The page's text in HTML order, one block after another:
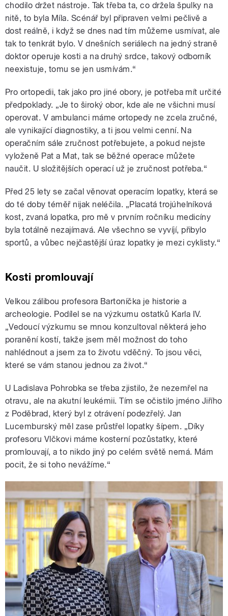
chodilo držet nástroje. Tak třeba ta, co držela špulky na
nitě, to byla Míla. Scénář byl připraven velmi pečlivě a
dost reálně, i když se dnes nad tím můžeme usmívat, ale
tak to tenkrát bylo. V dnešních seriálech na jedný straně
doktor operuje kosti a na druhý srdce, takový odborník
neexistuje, tomu se jen usmívám.“
Pro ortopedii, tak jako pro jiné obory, je potřeba mít určité
předpoklady. „Je to široký obor, kde ale ne všichni musí
operovat. V ambulanci máme ortopedy ne zcela zručné,
ale vynikající diagnostiky, a ti jsou velmi cenní. Na
operačním sále zručnost potřebujete, a pokud nejste
vyloženě Pat a Mat, tak se běžné operace můžete
naučit. U složitějších operací už je zručnost potřeba.“
Před 25 lety se začal věnovat operacím lopatky, která se
do té doby téměř nijak neléčila. „Placatá trojúhelníková
kost, zvaná lopatka, pro mě v prvním ročníku medicíny
byla totálně nezajímavá. Ale všechno se vyvíjí, přibylo
sportů, a vůbec nejčastější úraz lopatky je mezi cyklisty.“
Kosti promlouvají
Velkou zálibou profesora Bartoníčka je historie a
archeologie. Podílel se na výzkumu ostatků Karla IV.
„Vedoucí výzkumu se mnou konzultoval některá jeho
poranění kostí, takže jsem měl možnost do toho
nahlédnout a jsem za to životu vděčný. To jsou věci,
které se vám stanou jednou za život.“
U Ladislava Pohrobka se třeba zjistilo, že nezemřel na
otravu, ale na akutní leukémii. Tím se očistilo jméno Jiřího
z Poděbrad, který byl z otrávení podezřelý. Jan
Lucemburský měl zase průstřel lopatky šípem. „Díky
profesoru Vlčkovi máme kosterní pozůstatky, které
promlouvají, a to nikdo jiný po celém světě nemá. Mám
pocit, že si toho nevážíme.“